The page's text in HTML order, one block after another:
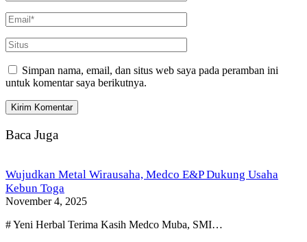
Simpan nama, email, dan situs web saya pada peramban ini
untuk komentar saya berikutnya.
Baca Juga
Wujudkan Metal Wirausaha, Medco E&P Dukung Usaha
Kebun Toga
November 4, 2025
# Yeni Herbal Terima Kasih Medco Muba, SMI…